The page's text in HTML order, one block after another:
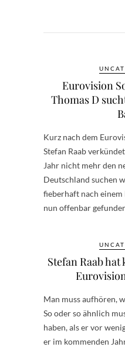
Eurovision
Thomas D
Kurz nach dem
Stefan Raab
Jahr nicht mehr den
Deutschland suchen
fieberhaft nach
nun offenbar
Stefan Raab
Man muss aufhören,
So oder so ähnlich
haben, als er vor
er im kommenden